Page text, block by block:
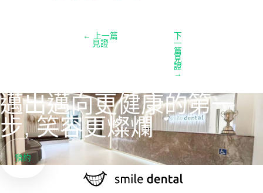
←
上一篇
見證
下
一
篇
見
證
→
邁出邁向更健康的第一
步, 笑容更燦爛
預約